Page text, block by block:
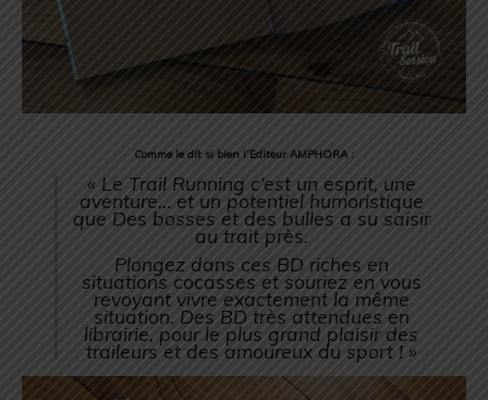
Comme le dit si bien l’Editeur AMPHORA :
« Le Trail Running c’est un esprit, une
aventure… et un potentiel humoristique
que Des bosses et des bulles a su saisir
au trait près.
Plongez dans ces BD riches en
situations cocasses et souriez en vous
revoyant vivre exactement la même
situation. Des BD très attendues en
librairie, pour le plus grand plaisir des
traileurs et des amoureux du sport ! »